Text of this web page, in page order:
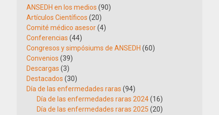
ANSEDH en los medios (90)
Artículos Científicos (20)
Comité médico asesor(4)
Conferencias (44)
Congresos y simpósiums de ANSEDH (60)
Convenios (39)
Descargas (3)
Destacados (30)
Día de las enfermedades raras (94)
Día de las enfermedades raras 2024(16)
Día de las enfermedades raras 2025 (20)